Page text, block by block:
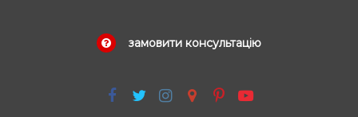
замовити консультацію